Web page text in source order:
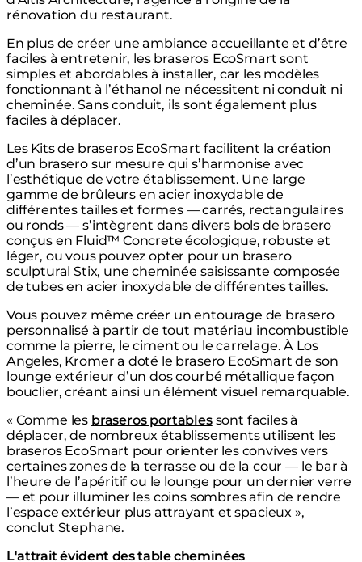
rénovation du restaurant.
En plus de créer une ambiance accueillante et d’être
faciles à entretenir, les braseros EcoSmart sont
simples et abordables à installer, car les modèles
fonctionnant à l’éthanol ne nécessitent ni conduit ni
cheminée. Sans conduit, ils sont également plus
faciles à déplacer.
Les Kits de braseros EcoSmart facilitent la création
d’un brasero sur mesure qui s’harmonise avec
l’esthétique de votre établissement. Une large
gamme de brûleurs en acier inoxydable de
différentes tailles et formes — carrés, rectangulaires
ou ronds — s’intègrent dans divers bols de brasero
conçus en Fluid™ Concrete écologique, robuste et
léger, ou vous pouvez opter pour un brasero
sculptural Stix, une cheminée saisissante composée
de tubes en acier inoxydable de différentes tailles.
Vous pouvez même créer un entourage de brasero
personnalisé à partir de tout matériau incombustible
comme la pierre, le ciment ou le carrelage. À Los
Angeles, Kromer a doté le brasero EcoSmart de son
lounge extérieur d’un dos courbé métallique façon
bouclier, créant ainsi un élément visuel remarquable.
« Comme les braseros portablessont faciles à
déplacer, de nombreux établissements utilisent les
braseros EcoSmart pour orienter les convives vers
certaines zones de la terrasse ou de la cour — le bar à
l’heure de l’apéritif ou le lounge pour un dernier verre
— et pour illuminer les coins sombres afin de rendre
l’espace extérieur plus attrayant et spacieux »,
conclut Stephane.
L'attrait évident des table cheminées